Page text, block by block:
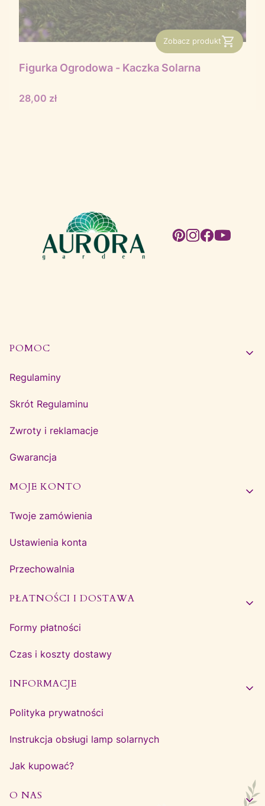
Zobacz produkt
Figurka Ogrodowa - Kaczka Solarna
Cena
28,00 zł
Linki w stopce
POMOC
Regulaminy
Skrót Regulaminu
Zwroty i reklamacje
Gwarancja
MOJE KONTO
Twoje zamówienia
Ustawienia konta
Przechowalnia
PŁATNOŚCI I DOSTAWA
Formy płatności
Czas i koszty dostawy
INFORMACJE
Polityka prywatności
Instrukcja obsługi lamp solarnych
Jak kupować?
O NAS